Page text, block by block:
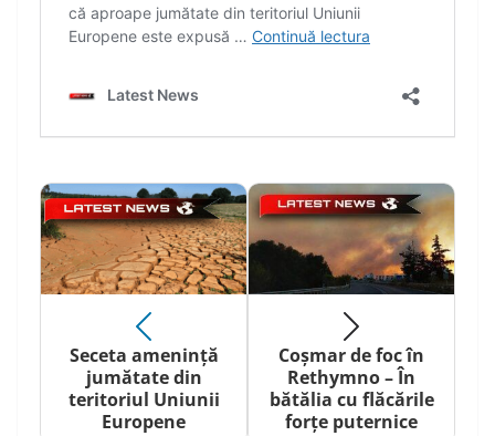
Seceta amenință
jumătate din
teritoriul Uniunii
Europene
Coșmar de foc în
Rethymno – În
bătălia cu flăcările
forțe puternice